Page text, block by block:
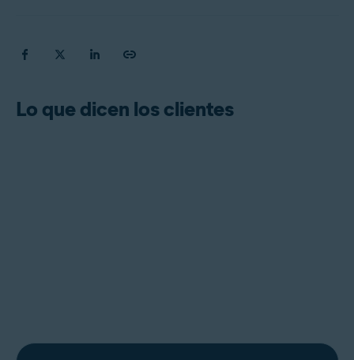
Lo que dicen los clientes